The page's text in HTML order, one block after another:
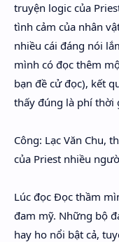
Hidden Menu
truyện logic của
tình cảm của nhân
nhiều cái đáng nói
mình có đọc thêm
bạn đề cử đọc), kết
thấy đúng là phí thời
Công: Lạc Văn Chu,
của Priest nhiều
Lúc đọc Đọc thầm
đam mỹ. Những bộ
hay ho nổi bật cả,